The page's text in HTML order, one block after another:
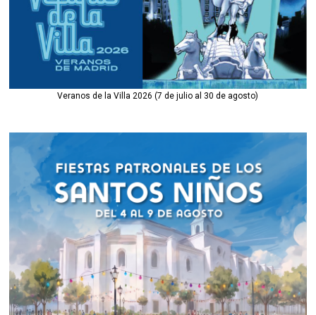
Veranos de la Villa 2026 (7 de julio al 30 de agosto)